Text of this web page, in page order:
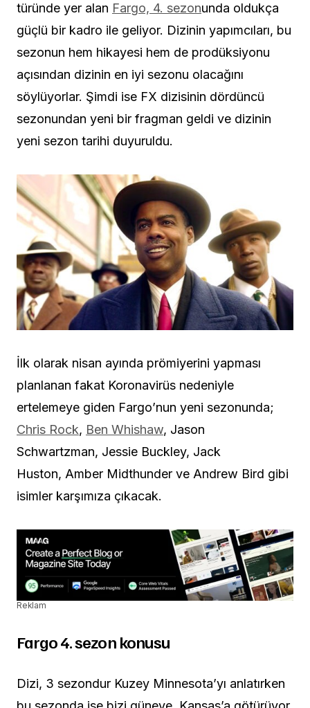
türünde yer alan Fargo, 4. sezonunda oldukça
güçlü bir kadro ile geliyor. Dizinin yapımcıları, bu
sezonun hem hikayesi hem de prodüksiyonu
açısından dizinin en iyi sezonu olacağını
söylüyorlar. Şimdi ise FX dizisinin dördüncü
sezonundan yeni bir fragman geldi ve dizinin
yeni sezon tarihi duyuruldu.
İlk olarak nisan ayında prömiyerini yapması
planlanan fakat Koronavirüs nedeniyle
ertelemeye giden Fargo’nun yeni sezonunda;
Chris Rock, Ben Whishaw, Jason
Schwartzman, Jessie Buckley, Jack
Huston, Amber Midthunder ve Andrew Bird gibi
isimler karşımıza çıkacak.
Reklam
Fargo 4. sezon konusu
Dizi, 3 sezondur Kuzey Minnesota’yı anlatırken